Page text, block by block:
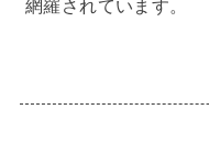
網羅されています。